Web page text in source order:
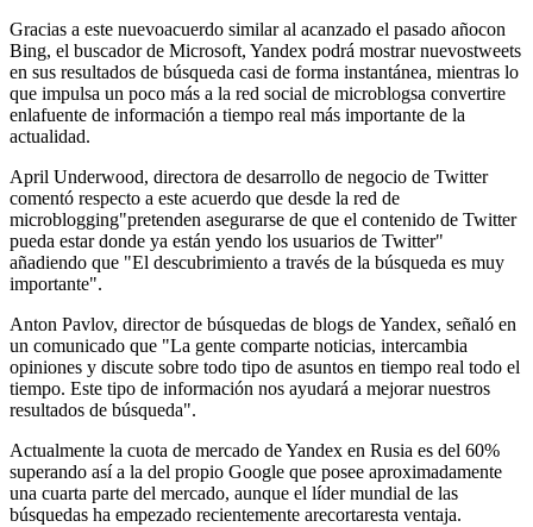
Gracias a este nuevoacuerdo similar al acanzado el pasado añocon
Bing, el buscador de Microsoft, Yandex podrá mostrar nuevostweets
en sus resultados de búsqueda casi de forma instantánea, mientras lo
que impulsa un poco más a la red social de microblogsa convertire
enlafuente de información a tiempo real más importante de la
actualidad.
April Underwood, directora de desarrollo de negocio de Twitter
comentó respecto a este acuerdo que desde la red de
microblogging"pretenden asegurarse de que el contenido de Twitter
pueda estar donde ya están yendo los usuarios de Twitter"
añadiendo que "El descubrimiento a través de la búsqueda es muy
importante".
Anton Pavlov, director de búsquedas de blogs de Yandex, señaló en
un comunicado que "La gente comparte noticias, intercambia
opiniones y discute sobre todo tipo de asuntos en tiempo real todo el
tiempo. Este tipo de información nos ayudará a mejorar nuestros
resultados de búsqueda".
Actualmente la cuota de mercado de Yandex en Rusia es del 60%
superando así a la del propio Google que posee aproximadamente
una cuarta parte del mercado, aunque el líder mundial de las
búsquedas ha empezado recientemente arecortaresta ventaja.